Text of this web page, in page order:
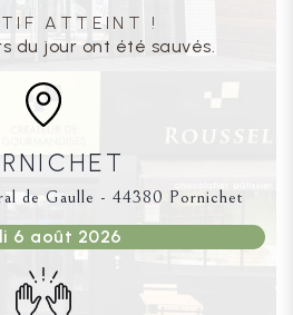
ATTEINT !
du jour ont été sauvés.
de Gaulle - 44380 Pornichet
6 août 2026